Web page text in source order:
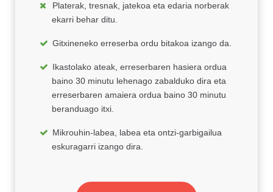
Platerak, tresnak, jatekoa eta edaria norberak
ekarri behar ditu.
Gitxineneko erreserba ordu bitakoa izango da.
Ikastolako ateak, erreserbaren hasiera ordua
baino 30 minutu lehenago zabalduko dira eta
erreserbaren amaiera ordua baino 30 minutu
beranduago itxi.
Mikrouhin-labea, labea eta ontzi-garbigailua
eskuragarri izango dira.